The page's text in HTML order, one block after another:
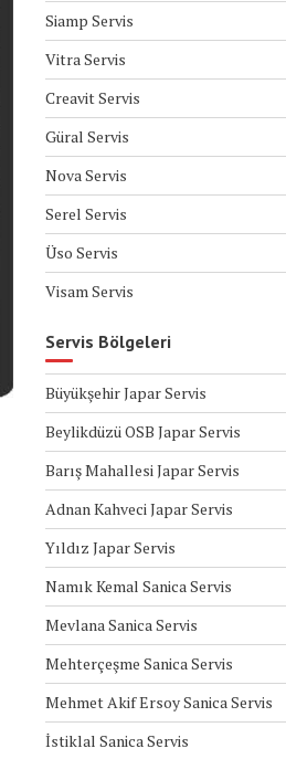
Siamp Servis
Vitra Servis
Creavit Servis
Güral Servis
Nova Servis
Serel Servis
Üso Servis
Visam Servis
Servis Bölgeleri
Büyükşehir Japar Servis
Beylikdüzü OSB Japar Servis
Barış Mahallesi Japar Servis
Adnan Kahveci Japar Servis
Yıldız Japar Servis
Namık Kemal Sanica Servis
Mevlana Sanica Servis
Mehterçeşme Sanica Servis
Mehmet Akif Ersoy Sanica Servis
İstiklal Sanica Servis